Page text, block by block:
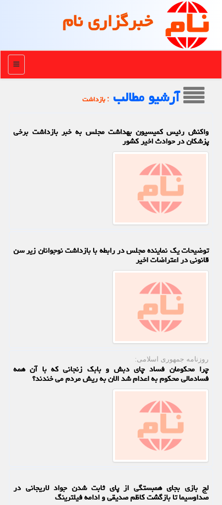
خبرگزاری نام
منو
آرشیو مطالب : بازداشت
واکنش رئیس کمیسیون بهداشت مجلس به خبر بازداشت برخی
پزشکان در حوادث اخیر کشور
توضیحات یک نماینده مجلس در رابطه با بازداشت نوجوانان زیر سن
قانونی در اعتراضات اخیر
روزنامه جمهوری اسلامی:
چرا محکومان فساد چای دبش و بابک زنجانی که با آن همه
فسادمالی محکوم به اعدام شد الان به ریش مردم می خندند؟
لج بازی بجای همبستگی از پای ثابت شدن جواد لاریجانی در
صداوسیما تا بازگشت کاظم صدیقی و ادامه فیلترینگ